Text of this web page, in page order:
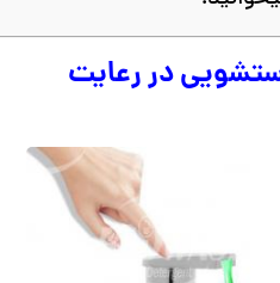
در رعایت